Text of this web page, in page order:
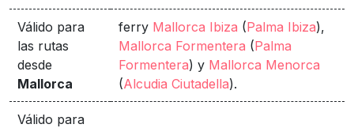
Válido para
las rutas
desde
Mallorca
ferry Mallorca Ibiza (Palma Ibiza),
Mallorca Formentera (Palma
Formentera) y Mallorca Menorca
(Alcudia Ciutadella).
Válido para